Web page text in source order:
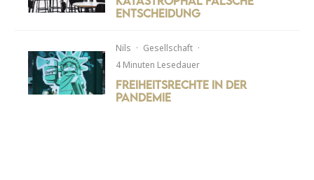
Entscheidung
Nils · Gesellschaft ·
4 Minuten Lesedauer
Freiheitsrechte in der
Pandemie